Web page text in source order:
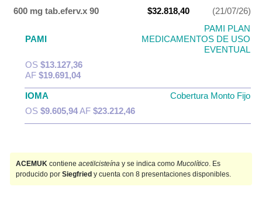
600 mg tab.eferv.x 90 $32.818,40 (21/07/26)
PAMI
PAMI PLAN
MEDICAMENTOS DE USO
EVENTUAL
OS $13.127,36
AF $19.691,04
IOMA
Cobertura Monto Fijo
OS $9.605,94AF $23.212,46
ACEMUK contiene acetilcisteína y se indica como Mucolítico. Es
producido por Siegfried y cuenta con 8 presentaciones disponibles.